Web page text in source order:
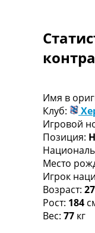
Имя в
Клуб:
Игровой
Позиция:
Место
Игрок
Возраст: 27
Рост: 184
Вес: 77 кг